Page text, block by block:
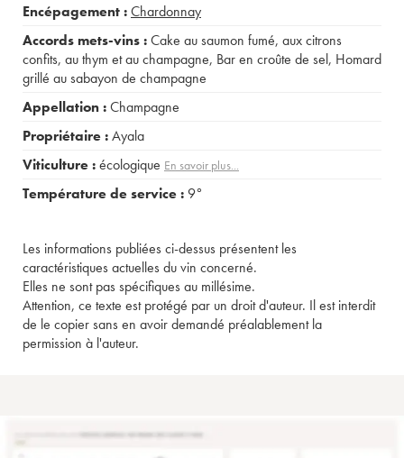
Encépagement :Chardonnay
Accords mets-vins :Cake au saumon fumé, aux citrons
confits, au thym et au champagne, Bar en croûte de sel, Homard
grillé au sabayon de champagne
Appellation :Champagne
Propriétaire :Ayala
Viticulture :écologique En savoir plus...
Température de service : 9°
Les informations publiées ci-dessus présentent les
caractéristiques actuelles du vin concerné.
Elles ne sont pas spécifiques au millésime.
Attention, ce texte est protégé par un droit d'auteur. Il est interdit
de le copier sans en avoir demandé préalablement la
permission à l'auteur.